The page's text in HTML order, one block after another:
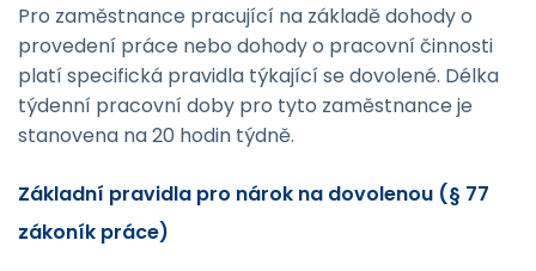
Pro zaměstnance pracující na základě dohody o
provedení práce nebo dohody o pracovní činnosti
platí specifická pravidla týkající se dovolené. Délka
týdenní pracovní doby pro tyto zaměstnance je
stanovena na 20 hodin týdně.
Základní pravidla pro nárok na dovolenou (§ 77
zákoník práce)